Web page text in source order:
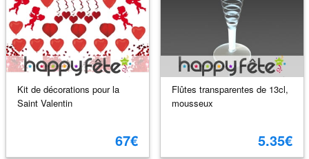
Kit de décorations pour la
Saint Valentin
67€
Flûtes transparentes de 13cl,
mousseux
5.35€